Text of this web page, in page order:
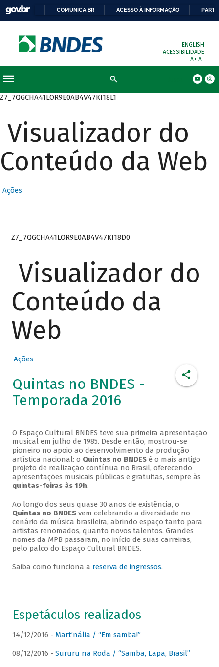
COMUNICA BR ACESSO À INFORMAÇÃO
ENGLISH
ACESSIBILIDADE
A+ A-
Z7_7QGCHA41LOR9E0AB4V47KI18L1
Visualizador do
Conteúdo da Web
Ações
Z7_7QGCHA41LOR9E0AB4V47KI18D0
Visualizador do
Conteúdo da
Web
Ações
Quintas no BNDES -
Temporada 2016
O Espaço Cultural BNDES teve sua primeira apresentação
musical em julho de 1985. Desde então, mostrou-se
pioneiro no apoio ao desenvolvimento da produção
artística nacional: o Quintas no BNDESé o mais antigo
projeto de realização contínua no Brasil, oferecendo
apresentações musicais públicas e gratuitas, sempre às
quintas-feiras às 19h.
Ao longo dos seus quase 30 anos de existência, o
Quintas no BNDESvem celebrando a diversidade no
cenário da música brasileira, abrindo espaço tanto para
artistas renomados, quanto novos talentos. Grandes
nomes da MPB passaram, no início de suas carreiras,
pelo palco do Espaço Cultural BNDES.
Saiba como funciona a reserva de ingressos.
Espetáculos realizados
14/12/2016 - Mart’nália / “Em samba!”
08/12/2016 - Sururu na Roda / “Samba, Lapa, Brasil”